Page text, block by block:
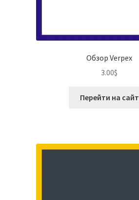
Обзор Verpex
3.00$
Перейти на сайт